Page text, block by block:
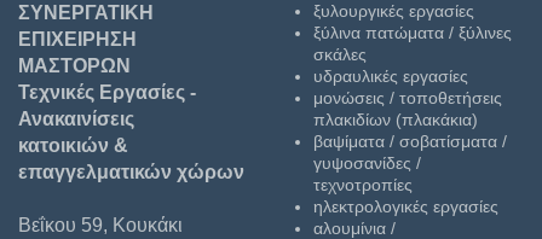
ΣΥΝΕΡΓΑΤΙΚΗ
ΕΠΙΧΕΙΡΗΣΗ
ΜΑΣΤΟΡΩΝ
Τεχνικές Εργασίες -
Ανακαινίσεις
κατοικιών &
επαγγελματικών χώρων
Βεΐκου 59, Κουκάκι
ξυλουργικές εργασίες
ξύλινα πατώματα / ξύλινες
σκάλες
υδραυλικές εργασίες
μονώσεις / τοποθετήσεις
πλακιδίων (πλακάκια)
βαψίματα / σοβατίσματα /
γυψοσανίδες /
τεχνοτροπίες
ηλεκτρολογικές εργασίες
αλουμίνια /